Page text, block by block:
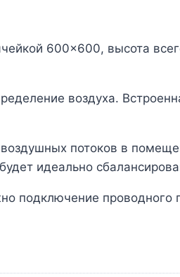
600×600, высота
воздуха.
потоков в
идеально
подключение проводного